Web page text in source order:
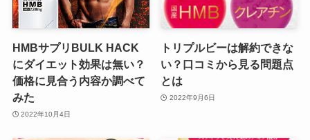
HMBサプリBULK HACK
にダイエット効果は無い？
価格に見合う内容か調べて
みた
2022年10月4日
トリプルビーは解約できな
い？口コミから見る問題点
とは
2022年9月6日